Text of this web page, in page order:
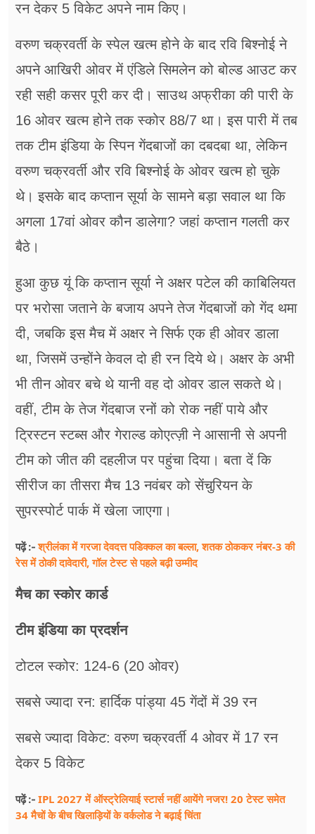
रन देकर 5 विकेट अपने नाम किए।
वरुण चक्रवर्ती के स्पेल खत्म होने के बाद रवि बिश्नोई ने
अपने आखिरी ओवर में एंडिले सिमलेन को बोल्ड आउट कर
रही सही कसर पूरी कर दी। साउथ अफ्रीका की पारी के
16 ओवर खत्म होने तक स्कोर 88/7 था। इस पारी में तब
तक टीम इंडिया के स्पिन गेंदबाजों का दबदबा था, लेकिन
वरुण चक्रवर्ती और रवि बिश्नोई के ओवर खत्म हो चुके
थे। इसके बाद कप्तान सूर्या के सामने बड़ा सवाल था कि
अगला 17वां ओवर कौन डालेगा? जहां कप्तान गलती कर
बैठे।
हुआ कुछ यूं कि कप्तान सूर्या ने अक्षर पटेल की काबिलियत
पर भरोसा जताने के बजाय अपने तेज गेंदबाजों को गेंद थमा
दी, जबकि इस मैच में अक्षर ने सिर्फ एक ही ओवर डाला
था, जिसमें उन्होंने केवल दो ही रन दिये थे। अक्षर के अभी
भी तीन ओवर बचे थे यानी वह दो ओवर डाल सकते थे।
वहीं, टीम के तेज गेंदबाज रनों को रोक नहीं पाये और
ट्रिस्टन स्टब्स और गेराल्ड कोएत्ज़ी ने आसानी से अपनी
टीम को जीत की दहलीज पर पहुंचा दिया। बता दें कि
सीरीज का तीसरा मैच 13 नवंबर को सेंचुरियन के
सुपरस्पोर्ट पार्क में खेला जाएगा।
पढ़ें :-श्रीलंका में गरजा देवदत्त पडिक्कल का बल्ला, शतक ठोककर नंबर-3 की
रेस में ठोकी दावेदारी, गॉल टेस्ट से पहले बढ़ी उम्मीद
मैच का स्कोर कार्ड
टीम इंडिया का प्रदर्शन
टोटल स्कोर: 124-6 (20 ओवर)
सबसे ज्यादा रन: हार्दिक पांड्या 45 गेंदों में 39 रन
सबसे ज्यादा विकेट: वरुण चक्रवर्ती 4 ओवर में 17 रन
देकर 5 विकेट
पढ़ें :- IPL 2027 में ऑस्ट्रेलियाई स्टार्स नहीं आयेंगे नजर! 20 टेस्ट समेत
34 मैचों के बीच खिलाड़ियों के वर्कलोड ने बढ़ाई चिंता